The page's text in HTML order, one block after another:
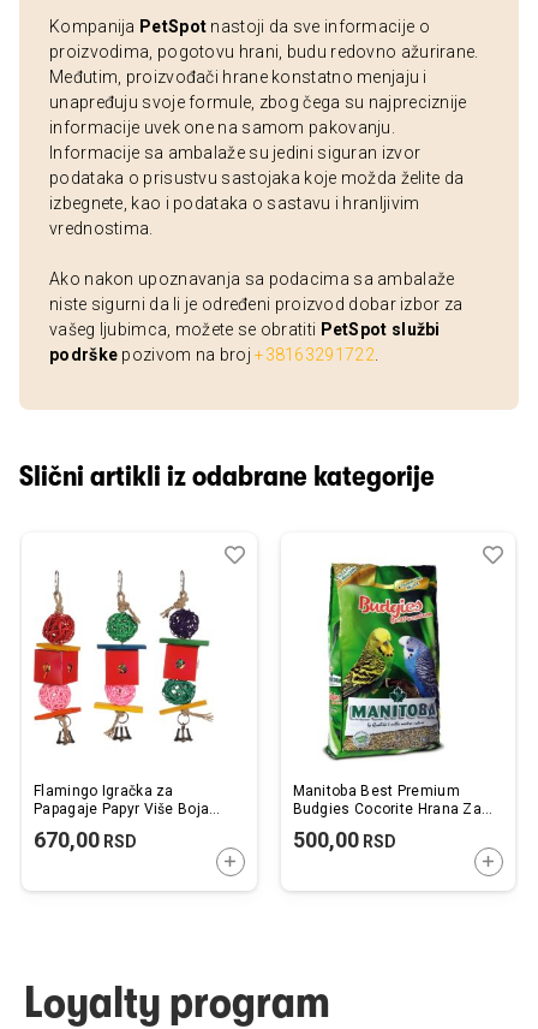
Kompanija PetSpot nastoji da sve informacije o
proizvodima, pogotovu hrani, budu redovno ažurirane.
Međutim, proizvođači hrane konstatno menjaju i
unapređuju svoje formule, zbog čega su najpreciznije
informacije uvek one na samom pakovanju.
Informacije sa ambalaže su jedini siguran izvor
podataka o prisustvu sastojaka koje možda želite da
izbegnete, kao i podataka o sastavu i hranljivim
vrednostima.
Ako nakon upoznavanja sa podacima sa ambalaže
niste sigurni da li je određeni proizvod dobar izbor za
vašeg ljubimca, možete se obratiti PetSpot službi
podrške pozivom na broj+38163291722
Slični artikli iz odabrane kategorije
Flamingo Igračka za
Papagaje Papyr Više Boja
670,00 RSD
DODAJTE U KORPU
Dodaj
Uporedi
Manitoba Best Premium
Budgies Cocorite Hrana Za
500,00RSD
Loyalty program